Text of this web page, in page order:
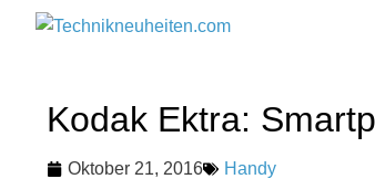
Kodak Ektra:
Oktober 21, 2016 Handy